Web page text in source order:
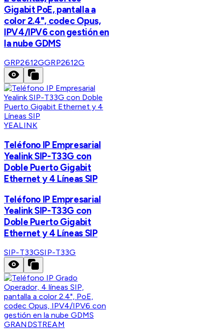
Gigabit PoE, pantalla a
color 2.4", codec Opus,
IPV4/IPV6 con gestión en
la nube GDMS
GRP2612GGRP2612G
YEALINK
Teléfono IP Empresarial
Yealink SIP-T33G con
Doble Puerto Gigabit
Ethernet y 4 Líneas SIP
Teléfono IP Empresarial
Yealink SIP-T33G con
Doble Puerto Gigabit
Ethernet y 4 Líneas SIP
SIP-T33GSIP-T33G
GRANDSTREAM